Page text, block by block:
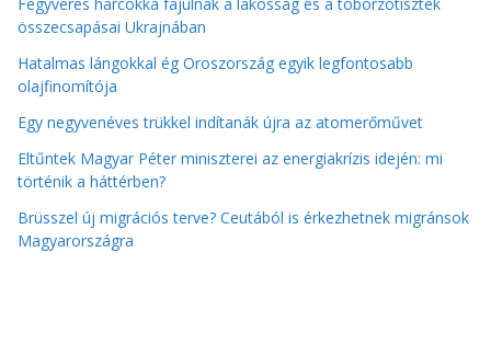
összecsapásai Ukrajnában
Hatalmas lángokkal ég Oroszország egyik legfontosabb
olajfinomítója
Egy negyvenéves trükkel indítanák újra az atomerőművet
Eltűntek Magyar Péter miniszterei az energiakrízis idején: mi
történik a háttérben?
Brüsszel új migrációs terve? Ceutából is érkezhetnek migránsok
Magyarországra